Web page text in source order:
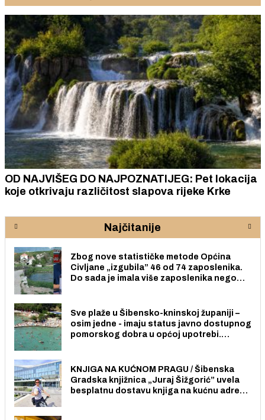
OD NAJVIŠEG DO NAJPOZNATIJEG: Pet lokacija
koje otkrivaju različitost slapova rijeke Krke
Najčitanije
Zbog nove statističke metode Općina
Civljane „izgubila” 46 od 74 zaposlenika.
Do sada je imala više zaposlenika nego
Sve plaže u Šibensko-kninskoj županiji –
osim jedne - imaju status javno dostupnog
pomorskog dobra u općoj upotrebi.
KNJIGA NA KUĆNOM PRAGU / Šibenska
Gradska knjižnica „Juraj Šižgorić” uvela
besplatnu dostavu knjiga na kućnu adresu